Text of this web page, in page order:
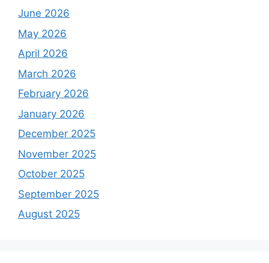
June 2026
May 2026
April 2026
March 2026
February 2026
January 2026
December 2025
November 2025
October 2025
September 2025
August 2025